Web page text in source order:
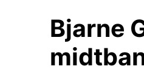
Bjarne